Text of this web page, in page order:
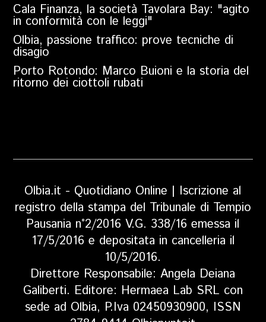
Cala Finanza, la società Tavolara Bay: "agito
in conformità con le leggi"
Olbia, passione traffico: prove tecniche di
disagio
Porto Rotondo: Marco Buioni e la storia del
ritorno dei ciottoli rubati
Olbia.it - Quotidiano Online | Iscrizione al
registro della stampa del Tribunale di Tempio
Pausania n°2/2016 V.G. 338/16 emessa il
17/5/2016 e depositata in cancelleria il
10/5/2016.
Direttore Responsabile: Angela Deiana
Galiberti. Editore: Hermaea Lab SRL con
sede ad Olbia, P.Iva 02450930900, ISSN